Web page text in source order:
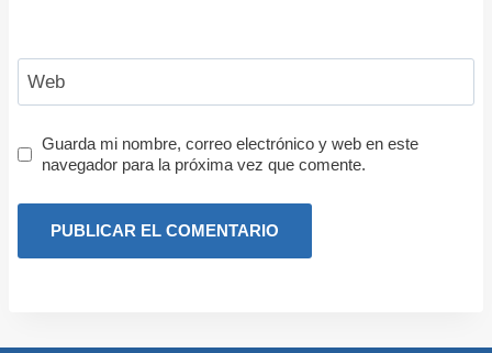
Web
Guarda mi nombre, correo electrónico y web en este
navegador para la próxima vez que comente.